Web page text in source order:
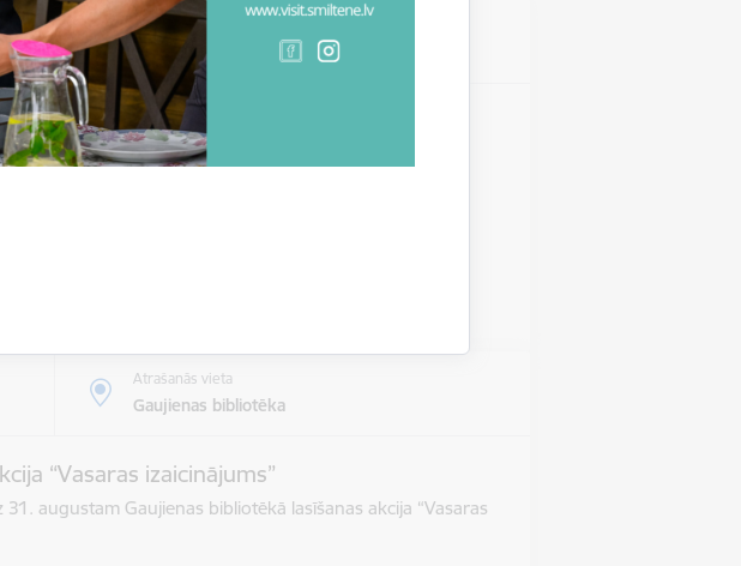
Atrašanās vieta
Smiltenes novads
notikumi Smiltenes novadā
Atrašanās vieta
Gaujienas bibliotēka
“Vasaras izaicinājums”
31. augustam Gaujienas bibliotēkā lasīšanas akcija “Vasaras